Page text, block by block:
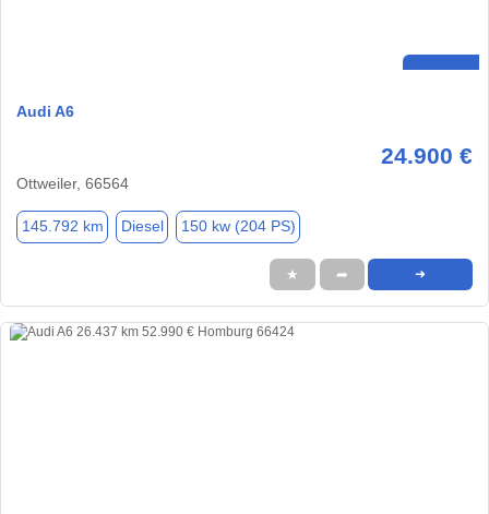
Audi A6
24.900 €
Ottweiler, 66564
145.792 km Diesel 150 kw (204 PS)
★ ➦ ➜